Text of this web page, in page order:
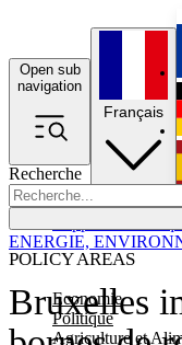
Open sub
navigation
Recherche
POLICY AREAS
Economie
Politique
Agriculture et
Français
Bruxelles
ENERGIE,